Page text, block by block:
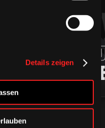
Details zeigen